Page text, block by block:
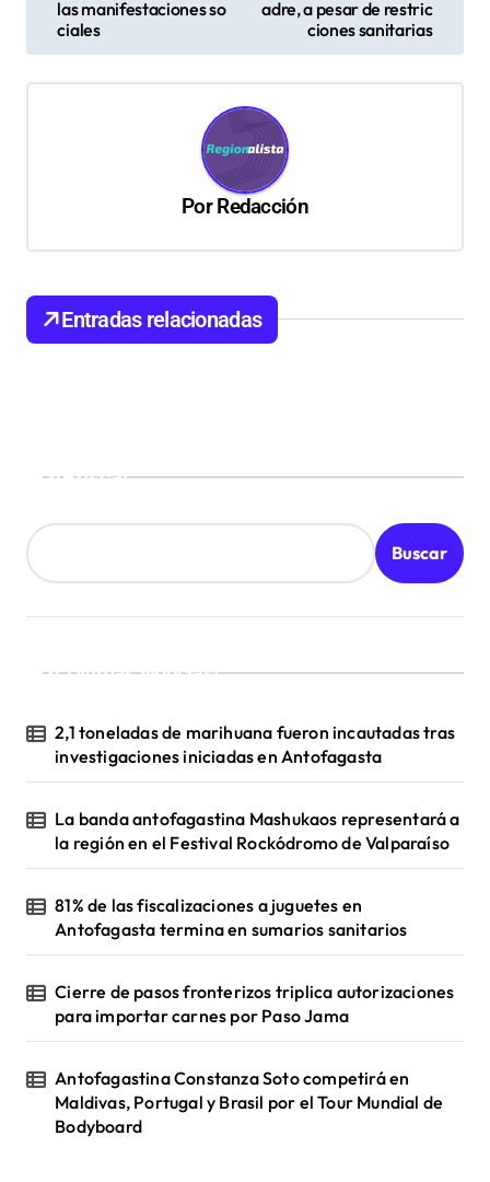
e
g
d
e
d
s
las manifestaciones so
ciales
adre, a pesar de restric
ciones sanitarias
PorRedacción
Entradas relacionadas
Buscar
Buscar
¡Ultimas Noticias!
2,1 toneladas de marihuana fueron incautadas tras
investigaciones iniciadas en Antofagasta
La banda antofagastina Mashukaos representará a
la región en el Festival Rockódromo de Valparaíso
81% de las fiscalizaciones a juguetes en
Antofagasta termina en sumarios sanitarios
Cierre de pasos fronterizos triplica autorizaciones
para importar carnes por Paso Jama
Antofagastina Constanza Soto competirá en
Maldivas, Portugal y Brasil por el Tour Mundial de
Bodyboard